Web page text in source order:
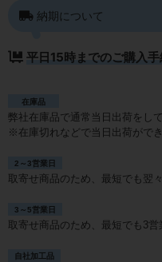
納期について
平日15時までのご購入
在庫品
弊社在庫品で通常当日出荷をして
※在庫切れなどで当日出荷がで
2～3営業日
取寄せ商品のため、最短でも翌
3～5営業日
取寄せ商品のため、最短でも3
自社加工品